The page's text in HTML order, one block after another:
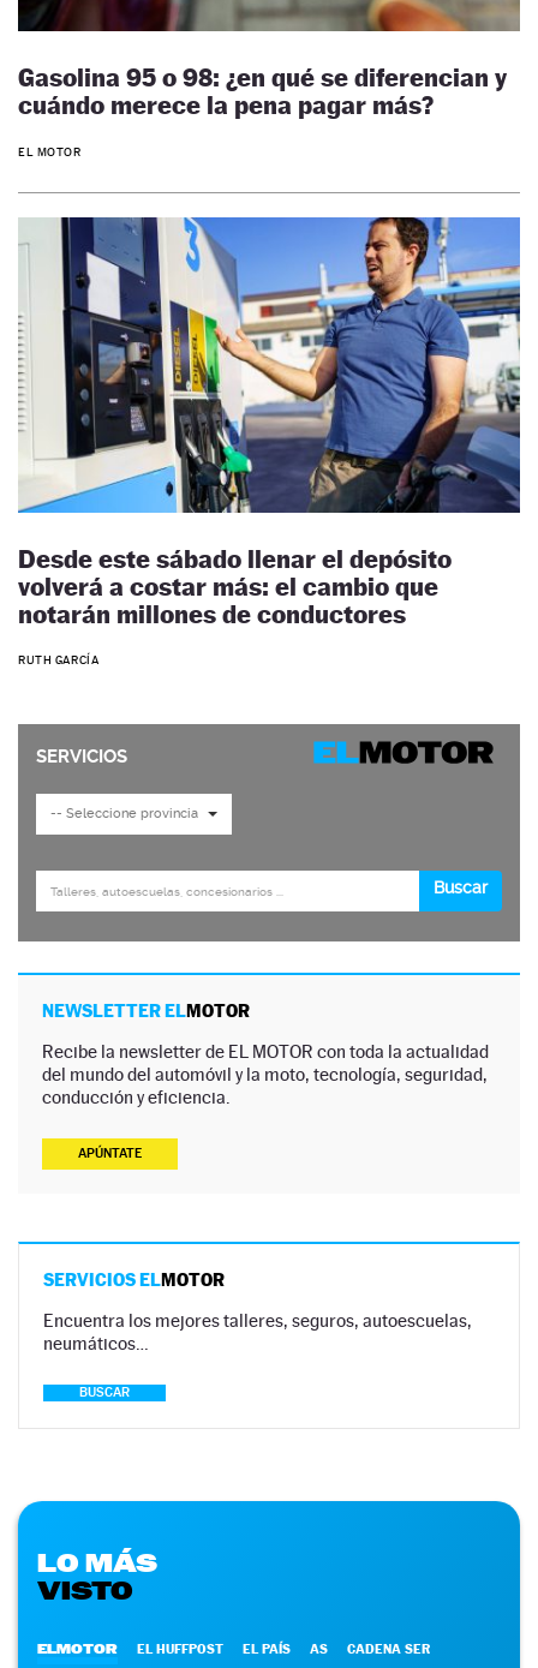
Gasolina 95 o 98: ¿en qué se diferencian y
cuándo merece la pena pagar más?
EL MOTOR
Desde este sábado llenar el depósito
volverá a costar más: el cambio que
notarán millones de conductores
RUTH GARCÍA
NEWSLETTER ELMOTOR
Recibe la newsletter de EL MOTOR con toda la actualidad
del mundo del automóvil y la moto, tecnología, seguridad,
conducción y eficiencia.
APÚNTATE
SERVICIOS ELMOTOR
Encuentra los mejores talleres, seguros, autoescuelas,
neumáticos…
BUSCAR
LO MÁS
VISTO
ELMOTOR EL HUFFPOST EL PAÍS AS CADENA SER